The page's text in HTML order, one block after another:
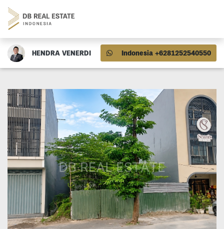
HENDRA VENERDI Indonesia +6281252540550